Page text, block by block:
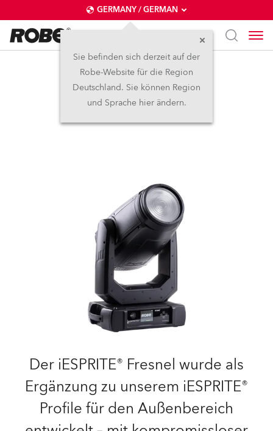
GERMANY / GERMAN
Sie befinden sich derzeit auf der
Robe-Website für die Region
Deutschland. Sie können Region
und Sprache hier ändern.
iESPRITE® Fresnel
NEU IP65
Der iESPRITE® Fresnel wurde als
Ergänzung zu unserem iESPRITE®
Profile für den Außenbereich